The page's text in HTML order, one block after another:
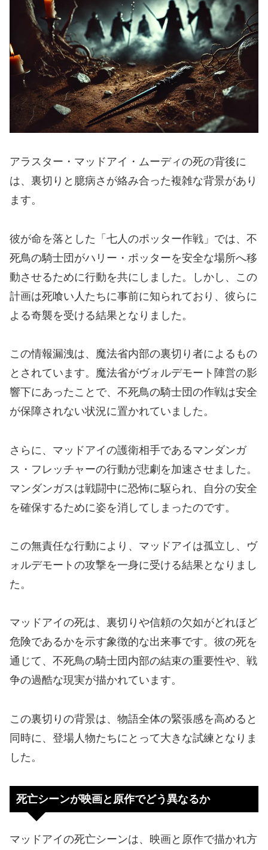
アラスター・マッドアイ・ムーディの死の背後に
は、裏切りと臆病さが絡み合った複雑な背景があり
ます。
彼が命を落とした「七人のポッター作戦」では、不
死鳥の騎士団がハリー・ポッターを安全な場所へ移
動させるために行動を共にしました。しかし、この
計画は死喰い人たちに事前に知られており、彼らに
よる奇襲を受ける結果となりました。
この情報漏洩は、魔法省内部の裏切り者によるもの
とされています。魔法省がヴォルデモート陣営の影
響下にあったことで、不死鳥の騎士団の作戦は安全
が保障されない状況に置かれていました。
さらに、マッドアイの護衛相手であるマンダンガ
ス・フレッチャーの行動が悲劇を加速させました。
マンダンガスは戦闘中に恐怖に駆られ、自分の安全
を確保するために姿を消してしまったのです。
この無責任な行動により、マッドアイは孤立し、ヴ
ォルデモートの攻撃を一身に受ける結果となりまし
た。
マッドアイの死は、裏切りや信頼の欠如がどれほど
危険であるかを示す象徴的な出来事です。彼の死を
通じて、不死鳥の騎士団内部の結束の重要性や、戦
争の過酷な現実が描かれています。
この裏切りの背景は、物語全体の緊張感を高めると
同時に、登場人物たちにとって大きな試練となりま
した。
死亡シーンが映画と原作でどう異なるか
マッドアイの死亡シーンは、映画と原作で描かれ方